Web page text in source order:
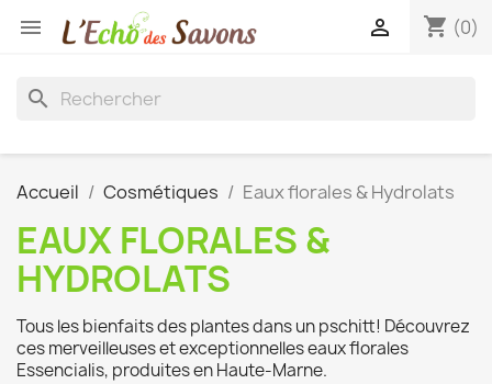
 shopping_cart (0)

search
Accueil Cosmétiques Eaux florales & Hydrolats
EAUX FLORALES &
HYDROLATS
Tous les bienfaits des plantes dans un pschitt! Découvrez
ces merveilleuses et exceptionnelles eaux florales
Essencialis, produites en Haute-Marne.